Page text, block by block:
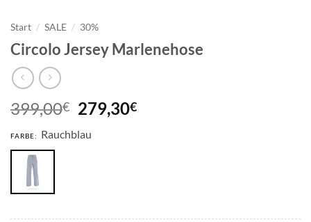
Start / SALE / 30%
Circolo Jersey Marlenehose
399,00€ Ursprünglicher
Preis
war:
279,30€Aktueller
FARBE: Rauchblau